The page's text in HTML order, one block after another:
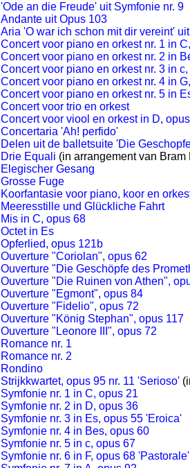
'Ode an die Freude' uit Symfonie nr. 9
Andante uit Opus 103
Aria 'O war ich schon mit dir vereint'
Concert voor piano en orkest nr. 1 in
Concert voor piano en orkest nr. 2 in
Concert voor piano en orkest nr. 3 in
Concert voor piano en orkest nr. 4 in
Concert voor piano en orkest nr. 5 in
Concert voor trio en orkest
Concert voor viool en orkest in D,
Concertaria 'Ah! perfido'
Delen uit de balletsuite 'Die
Drie Equali (in arrangement van Bram
Elegischer Gesang
Grosse Fuge
Koorfantasie voor piano, koor en
Meeresstille und Glückliche Fahrt
Mis in C, opus 68
Octet in Es
Opferlied, opus 121b
Ouverture "Coriolan", opus 62
Ouverture "Die Geschöpfe des
Ouverture "Die Ruinen von Athen",
Ouverture "Egmont", opus 84
Ouverture "Fidelio", opus 72
Ouverture "König Stephan", opus 117
Ouverture "Leonore III", opus 72
Romance nr. 1
Romance nr. 2
Rondino
Strijkkwartet, opus 95 nr. 11 'Serioso'
Symfonie nr. 1 in C, opus 21
Symfonie nr. 2 in D, opus 36
Symfonie nr. 3 in Es, opus 55 'Eroica'
Symfonie nr. 4 in Bes, opus 60
Symfonie nr. 5 in c, opus 67
Symfonie nr. 6 in F, opus 68 'Pastorale'